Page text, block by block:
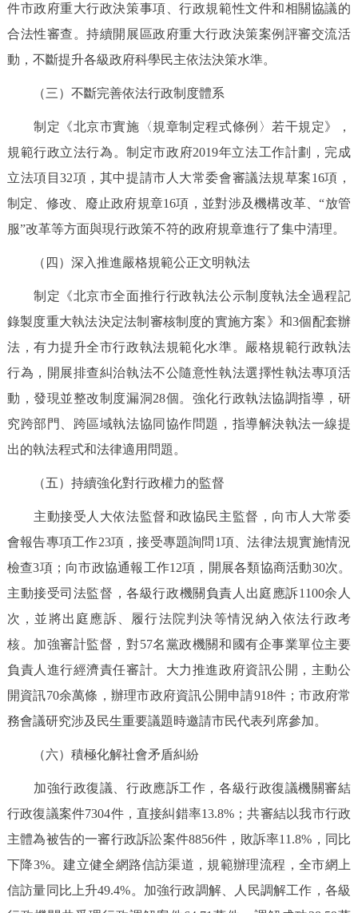
ENGLISH 한국어 日本語
DEUTSCH FRANÇAIS РУССКИЙ ЯЗЫК
ITALIANO
件市政府重大行政決策事項、行政規範性文件和相關協議的
合法性審查。持續開展區政府重大行政決策案例評審交流活
動，不斷提升各級政府科學民主依法決策水準。
（三）不斷完善依法行政制度體系
制定《北京市實施〈規章制定程式條例〉若干規定》，
規範行政立法行為。制定市政府2019年立法工作計劃，完成
立法項目32項，其中提請市人大常委會審議法規草案16項，
制定、修改、廢止政府規章16項，並對涉及機構改革、“放管
服”改革等方面與現行政策不符的政府規章進行了集中清理。
（四）深入推進嚴格規範公正文明執法
制定《北京市全面推行行政執法公示制度執法全過程記
錄製度重大執法決定法制審核制度的實施方案》和3個配套辦
法，有力提升全市行政執法規範化水準。嚴格規範行政執法
行為，開展排查糾治執法不公隨意性執法選擇性執法專項活
動，發現並整改制度漏洞28個。強化行政執法協調指導，研
究跨部門、跨區域執法協同協作問題，指導解決執法一線提
出的執法程式和法律適用問題。
（五）持續強化對行政權力的監督
主動接受人大依法監督和政協民主監督，向市人大常委
會報告專項工作23項，接受專題詢問1項、法律法規實施情況
檢查3項；向市政協通報工作12項，開展各類協商活動30次。
主動接受司法監督，各級行政機關負責人出庭應訴1100余人
次，並將出庭應訴、履行法院判決等情況納入依法行政考
核。加強審計監督，對57名黨政機關和國有企事業單位主要
負責人進行經濟責任審計。大力推進政府資訊公開，主動公
開資訊70余萬條，辦理市政府資訊公開申請918件；市政府常
務會議研究涉及民生重要議題時邀請市民代表列席參加。
（六）積極化解社會矛盾糾紛
加強行政復議、行政應訴工作，各級行政復議機關審結
行政復議案件7304件，直接糾錯率13.8%；共審結以我市行政
主體為被告的一審行政訴訟案件8856件，敗訴率11.8%，同比
下降3%。建立健全網路信訪渠道，規範辦理流程，全市網上
信訪量同比上升49.4%。加強行政調解、人民調解工作，各級